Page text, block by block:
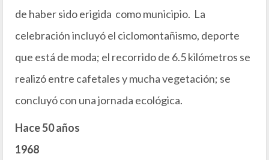
de haber sido erigida como municipio. La
celebración incluyó el ciclomontañismo, deporte
que está de moda; el recorrido de 6.5 kilómetros se
realizó entre cafetales y mucha vegetación; se
concluyó con una jornada ecológica.
Hace 50 años
1968